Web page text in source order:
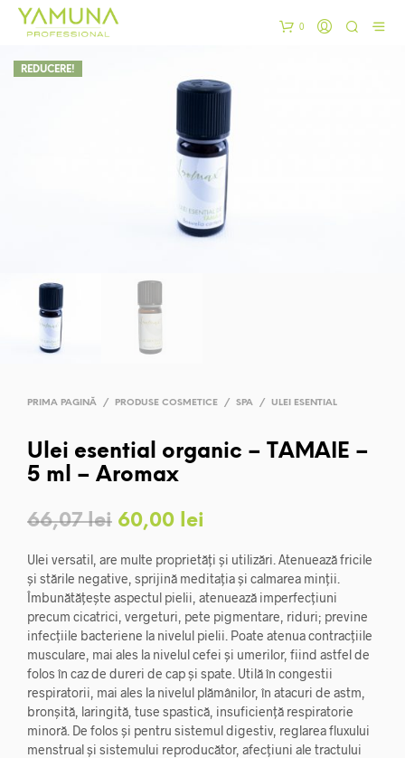
0
REDUCERE!
PRIMA PAGINĂ / PRODUSE COSMETICE / SPA / ULEI ESENTIAL
Ulei esential organic – TAMAIE –
5 ml – Aromax
66,07lei Prețul
inițial
a
fost:
66,07 lei.
60,00 lei
curent
este:
60,00 lei.
Ulei versatil, are multe proprietăți și utilizări. Atenuează fricile
și stările negative, sprijină meditația și calmarea minții.
Îmbunătățește aspectul pielii, atenuează imperfecțiuni
precum cicatrici, vergeturi, pete pigmentare, riduri; previne
infecțiile bacteriene la nivelul pielii. Poate atenua contracțiile
musculare, mai ales la nivelul cefei și umerilor, fiind astfel de
folos în caz de dureri de cap și spate. Utilă în congestii
respiratorii, mai ales la nivelul plămânilor, în atacuri de astm,
bronșită, laringită, tuse spastică, insuficiență respiratorie
minoră. De folos și pentru sistemul digestiv, reglarea fluxului
menstrual și sistemului reproducător, afecțiuni ale tractului